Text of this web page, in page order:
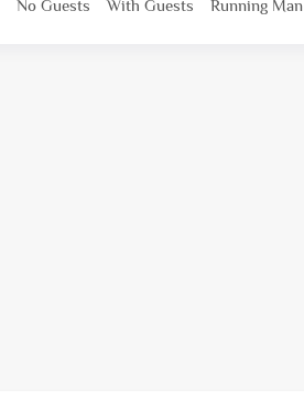
Running Man
With Guests
No Guests